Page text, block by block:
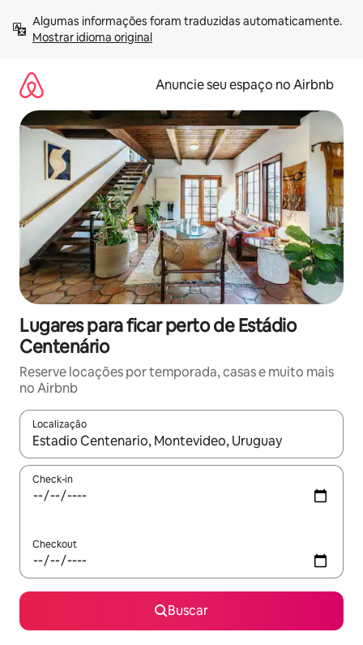
para
Mostrar idioma original
Anuncie seu espaço no Airbnb
Lugares para ficar perto de Estádio
Centenário
Reserve locações por temporada, casas e muito mais
no Airbnb
Localização
Quando os resultados estiverem disponíveis, explore-os
Check-in
Checkout
Buscar